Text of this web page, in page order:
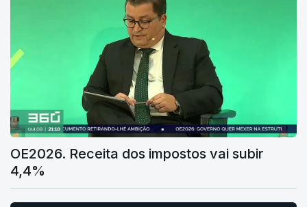
OE2026. Receita dos impostos vai subir
4,4%